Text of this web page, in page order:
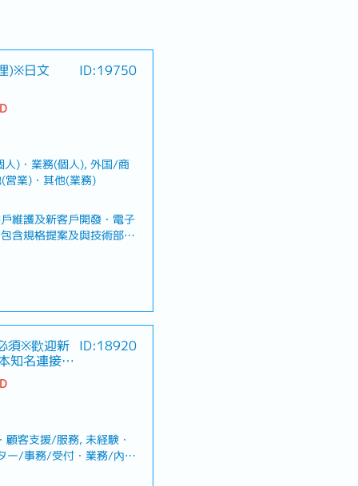
)※日文
ID:19750
人)・業務(個人), 外国/商
営業)・其他(業務)
維護及新客戶開發・電子
含規格提案及與技術部門
型，並提供問題解決方
約簽訂・與公司內部相關
作與協調
假、生理假、產檢假、陪
技術津貼、交通津貼
練、年度教育訓練
須※歡迎新
知名連接器
ID:18920
客支援/服務, 未経験・
ー/事務/受付・業務/內